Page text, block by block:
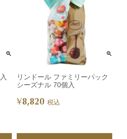
リンドール ファミリーパック
シーズナル 70個入
¥8,820 税込